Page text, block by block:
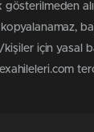
için yasal